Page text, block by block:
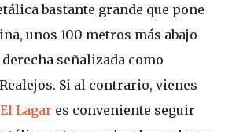
bastante grande que pone
unos 100 metros más abajo
señalizada como
Si al contrario, vienes
El Lagar es conveniente seguir